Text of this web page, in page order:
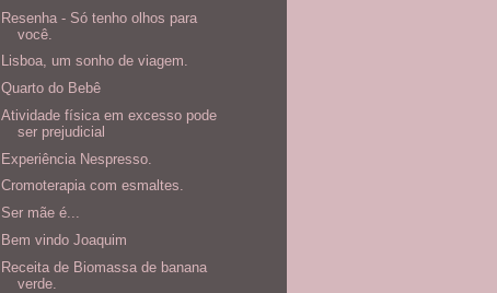
Resenha - Só tenho olhos para
você.
Lisboa, um sonho de viagem.
Quarto do Bebê
Atividade física em excesso pode
ser prejudicial
Experiência Nespresso.
Cromoterapia com esmaltes.
Ser mãe é...
Bem vindo Joaquim
Receita de Biomassa de banana
verde.